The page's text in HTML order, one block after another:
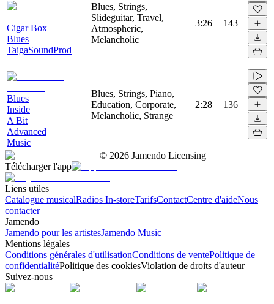
Cigar Box
Blues
TaigaSoundProd
Blues, Strings,
Slideguitar, Travel,
Atmospheric,
Melancholic
3:26 143
Blues
Inside
A Bit
Advanced
Music
Blues, Strings, Piano,
Education, Corporate,
Melancholic, Strange
2:28 136
© 2026 Jamendo Licensing
Télécharger l'app
Liens utiles
Catalogue musicalRadios In-storeTarifsContactCentre d'aideNous
contacter
Jamendo
Jamendo pour les artistesJamendo Music
Mentions légales
Conditions générales d'utilisationConditions de ventePolitique de
confidentialitéPolitique des cookiesViolation de droits d'auteur
Suivez-nous